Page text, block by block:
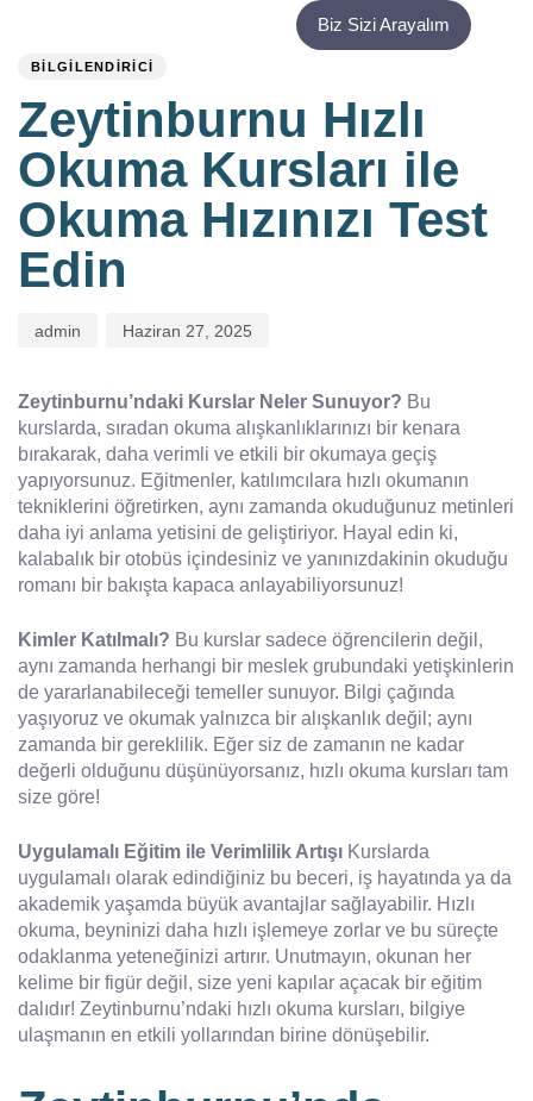
Biz Sizi Arayalım
BILGILENDIRICI
Zeytinburnu Hızlı
Okuma Kursları ile
Okuma Hızınızı Test
Edin
admin Haziran 27, 2025
Zeytinburnu’ndaki Kurslar Neler Sunuyor? Bu
kurslarda, sıradan okuma alışkanlıklarınızı bir kenara
bırakarak, daha verimli ve etkili bir okumaya geçiş
yapıyorsunuz. Eğitmenler, katılımcılara hızlı okumanın
tekniklerini öğretirken, aynı zamanda okuduğunuz metinleri
daha iyi anlama yetisini de geliştiriyor. Hayal edin ki,
kalabalık bir otobüs içindesiniz ve yanınızdakinin okuduğu
romanı bir bakışta kapaca anlayabiliyorsunuz!
Kimler Katılmalı? Bu kurslar sadece öğrencilerin değil,
aynı zamanda herhangi bir meslek grubundaki yetişkinlerin
de yararlanabileceği temeller sunuyor. Bilgi çağında
yaşıyoruz ve okumak yalnızca bir alışkanlık değil; aynı
zamanda bir gereklilik. Eğer siz de zamanın ne kadar
değerli olduğunu düşünüyorsanız, hızlı okuma kursları tam
size göre!
Uygulamalı Eğitim ile Verimlilik Artışı Kurslarda
uygulamalı olarak edindiğiniz bu beceri, iş hayatında ya da
akademik yaşamda büyük avantajlar sağlayabilir. Hızlı
okuma, beyninizi daha hızlı işlemeye zorlar ve bu süreçte
odaklanma yeteneğinizi artırır. Unutmayın, okunan her
kelime bir figür değil, size yeni kapılar açacak bir eğitim
dalıdır! Zeytinburnu’ndaki hızlı okuma kursları, bilgiye
ulaşmanın en etkili yollarından birine dönüşebilir.